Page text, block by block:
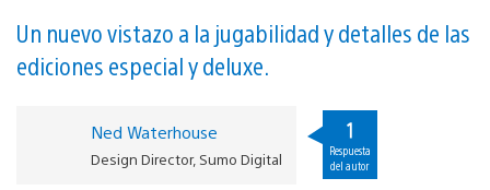
Un nuevo vistazo a la jugabilidad y detalles de las
ediciones especial y deluxe.
Ned Waterhouse
Design Director, Sumo Digital
1
Respuesta
del autor